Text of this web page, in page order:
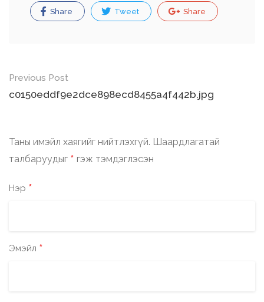
Share Tweet Share
Post
navigation
Previous Post
c0150eddf9e2dce898ecd8455a4f442b.jpg
Таны имэйл хаягийг нийтлэхгүй. Шаардлагатай
талбаруудыг * гэж тэмдэглэсэн
Нэр *
Эмэйл *